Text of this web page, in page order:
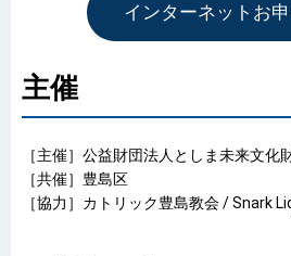
インターネットお
主催
［主催］公益財団法人としま未来文化
［共催］豊島区
［協力］カトリック豊島教会 / Snark